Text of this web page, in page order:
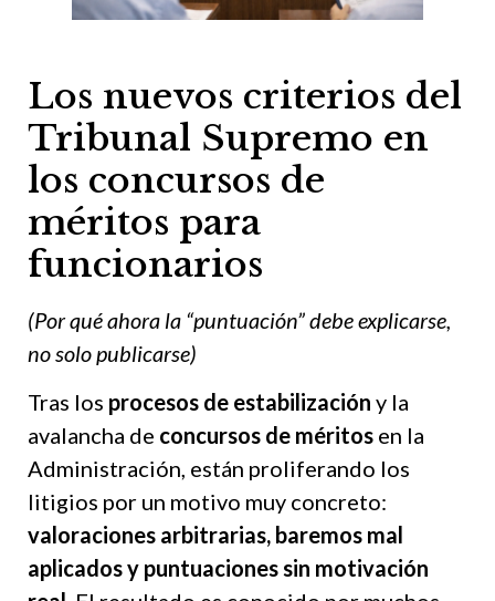
Los nuevos criterios del
Tribunal Supremo en
los concursos de
méritos para
funcionarios
(Por qué ahora la “puntuación” debe explicarse,
no solo publicarse)
Tras los procesos de estabilización y la
avalancha de concursos de méritos en la
Administración, están proliferando los
litigios por un motivo muy concreto:
valoraciones arbitrarias, baremos mal
aplicados y puntuaciones sin motivación